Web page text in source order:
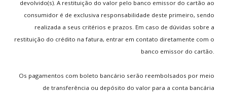
devolvido(s). A restituição do valor pelo banco emissor do cartão ao
consumidor é de exclusiva responsabilidade deste primeiro, sendo
realizada a seus critérios e prazos. Em caso de dúvidas sobre a
restituição do crédito na fatura, entrar em contato diretamente com o
banco emissor do cartão.
Os pagamentos com boleto bancário serão reembolsados por meio
de transferência ou depósito do valor para a conta bancária
Lembrete de Senha
Lembrete de Usuário
Termos Legais Sobre nós Notícias
Games